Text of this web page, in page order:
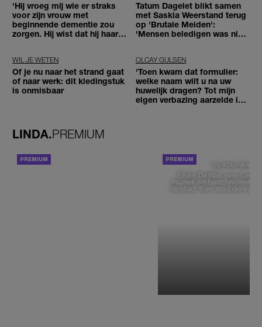
'Hij vroeg mij wie er straks
voor zijn vrouw met
beginnende dementie zou
zorgen. Hij wist dat hij haar
Tatum Dagelet blikt samen
met Saskia Weerstand terug
op 'Brutale Meiden':
'Mensen beledigen was niet
WIL JE WETEN
Of je nu naar het strand gaat
of naar werk: dit kledingstuk
is onmisbaar
OLCAY GULSEN
'Toen kwam dat formulier:
welke naam wilt u na uw
huwelijk dragen? Tot mijn
eigen verbazing aarzelde ik
LINDA.PREMIUM
DE STAD VAN
Elske DeWall over
muziek en haar favoriete
de stad: 'Een stad die